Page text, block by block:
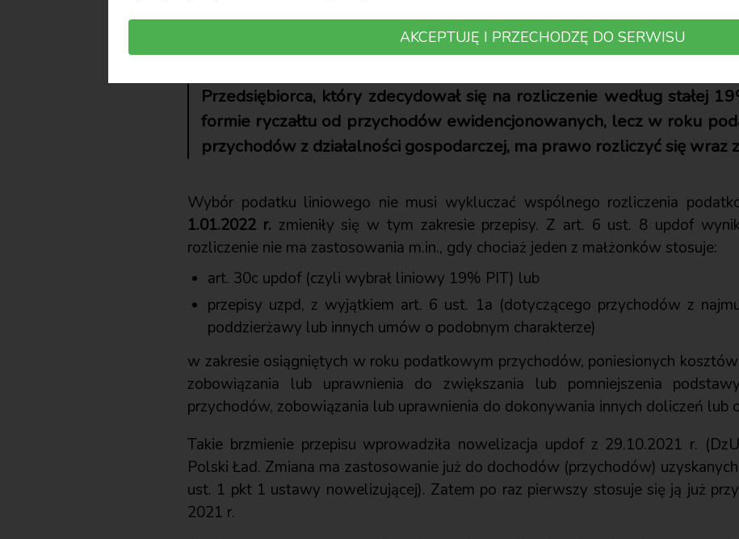
AKCEPTUJĘ I PRZECHODZĘ DO SERWISU
Aleksander Woźniak
Przedsiębiorca, który zdecydował się na rozliczenie według stałej
formie ryczałtu od przychodów ewidencjonowanych, lecz w roku
przychodów z działalności gospodarczej, ma prawo rozliczyć się wraz
Wybór podatku liniowego nie musi wykluczać wspólnego rozliczenia
1.01.2022 r. zmieniły się w tym zakresie przepisy. Z art. 6 ust. 8 updof
rozliczenie nie ma zastosowania m.in., gdy chociaż jeden z małżonków stosuje:
art. 30c updof (czyli wybrał liniowy 19% PIT) lub
przepisy uzpd, z wyjątkiem art. 6 ust. 1a (dotyczącego przychodów z
poddzierżawy lub innych umów o podobnym charakterze)
w zakresie osiągniętych w roku podatkowym przychodów, poniesionych
zobowiązania lub uprawnienia do zwiększania lub pomniejszenia
przychodów, zobowiązania lub uprawnienia do dokonywania innych doliczeń lub
Takie brzmienie przepisu wprowadziła nowelizacja updof z 29.10.2021 r.
Polski Ład. Zmiana ma zastosowanie już do dochodów (przychodów) uzyskanych
ust. 1 pkt 1 ustawy nowelizującej). Zatem po raz pierwszy stosuje się ją już
2021 r.